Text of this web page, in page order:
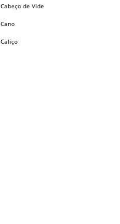
Cabeço de Vide
Cano
Caliço